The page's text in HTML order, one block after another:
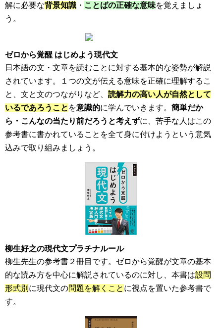
解に必要な背景知識 ・ ことばの正確な意味を覚えましょ
う。
ゼロから覚醒 はじめよう現代文
日本語の文・文章を読むことに対する基本的な姿勢が解説
されています。１つの文が伝える意味を正確に理解するこ
と、文と文のつながりなど、 読解力の高い人が自然として
いるであろうこと を意識的に学んでいきます。 簡単だか
ら・こんなの当たり前だろうと考えずに、苦手な人はこの
参考書に書かれていることを全て身に付けようという意気
込みで取り組みましょう。
柳生好之の現代文プラチナルール
柳生先生の参考書２冊目です。ゼロから覚醒が文章の基本
的な読み方を中心に解説されているのに対し、本書は設問
形式別 に現代文の問題を解くこと に視点を置いた参考書で
す。